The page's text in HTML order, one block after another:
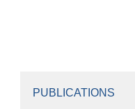
PUBLICATIONS